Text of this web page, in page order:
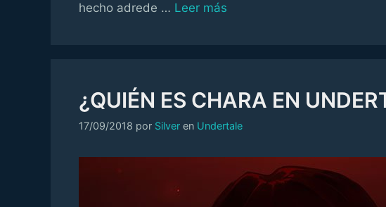
hecho adrede … Leer más
¿QUIÉN ES CHARA EN
17/09/2018 por Silver en Categorías
Undertale